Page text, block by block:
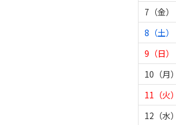
7（金）
8（土）
9（日）
10（月）
11（火）
12（水）